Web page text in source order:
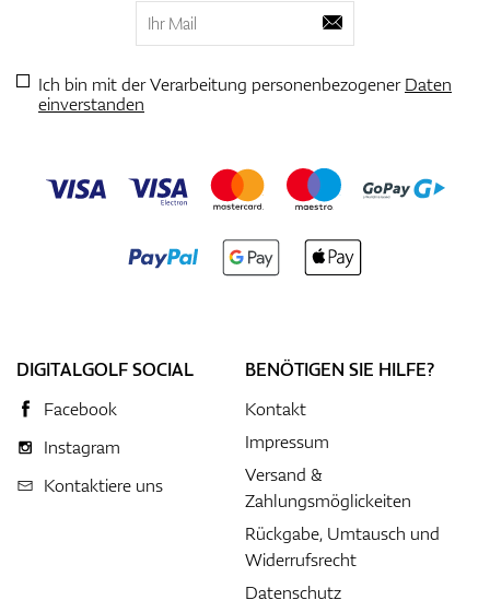
Ich bin mit der Verarbeitung personenbezogenerDaten
einverstanden
DIGITALGOLF SOCIAL
Facebook
Instagram
Kontaktiere uns
BENÖTIGEN SIE HILFE?
Kontakt
Impressum
Versand &
Zahlungsmöglickeiten
Rückgabe, Umtausch und
Widerrufsrecht
Datenschutz